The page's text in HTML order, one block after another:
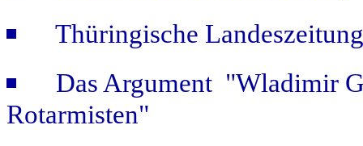
Thüringische
Das Argument "Wladimir
Rotarmisten"